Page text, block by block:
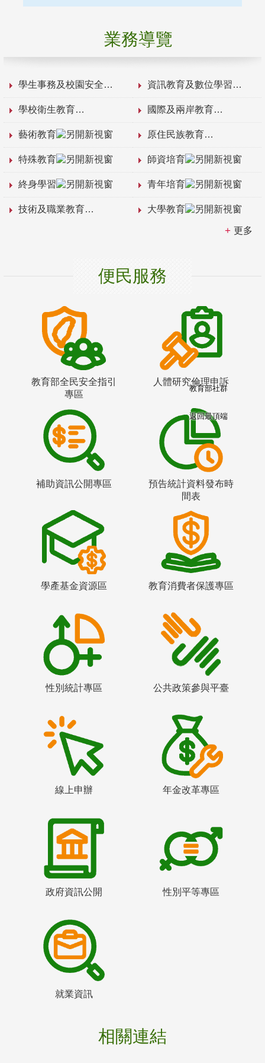
業務導覽
學生事務及校園安全 資訊教育及數位學習
學校衛生教育 國際及兩岸教育
藝術教育 原住民族教育
特殊教育 師資培育
終身學習 青年培育
技術及職業教育 大學教育
更多
便民服務
教育部全民安全指引
專區
人體研究倫理申訴
補助資訊公開專區
預告統計資料發布時
間表
學產基金資源區 教育消費者保護專區
性別統計專區 公共政策參與平臺
線上申辦 年金改革專區
政府資訊公開 性別平等專區
就業資訊
相關連結
教育部社群
返回最頂端